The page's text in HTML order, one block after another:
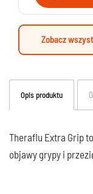
Zobacz
Opis produktu
Theraflu Extra Grip
objawy grypy i